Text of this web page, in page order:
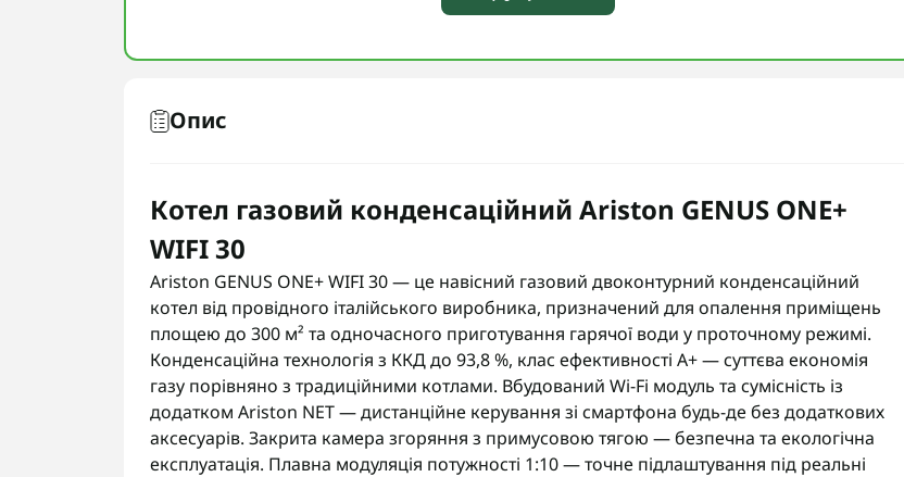
Опис
Котел газовий конденсаційний Ariston GENUS ONE+
WIFI 30
Ariston GENUS ONE+ WIFI 30 — це навісний газовий двоконтурний конденсаційний
котел від провідного італійського виробника, призначений для опалення приміщень
площею до 300 м² та одночасного приготування гарячої води у проточному режимі.
Конденсаційна технологія з ККД до 93,8 %, клас ефективності A+ — суттєва економія
газу порівняно з традиційними котлами. Вбудований Wi-Fi модуль та сумісність із
додатком Ariston NET — дистанційне керування зі смартфона будь-де без додаткових
аксесуарів. Закрита камера згоряння з примусовою тягою — безпечна та екологічна
експлуатація. Плавна модуляція потужності 1:10 — точне підлаштування під реальні